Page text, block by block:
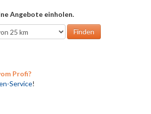
Angebote einholen.
Profi?
Service!